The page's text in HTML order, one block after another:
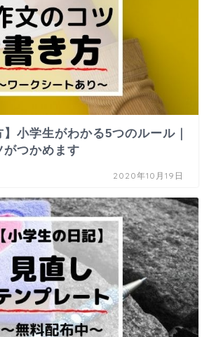
】小学生がわかる5つのルール｜
つかめます
2020年10月19日